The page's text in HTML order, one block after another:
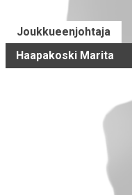
Joukkueenjohtaja
Haapakoski Marita